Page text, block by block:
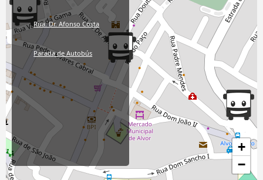
+
−
Rua. Dr. Afonso Costa
Parada de Autobús